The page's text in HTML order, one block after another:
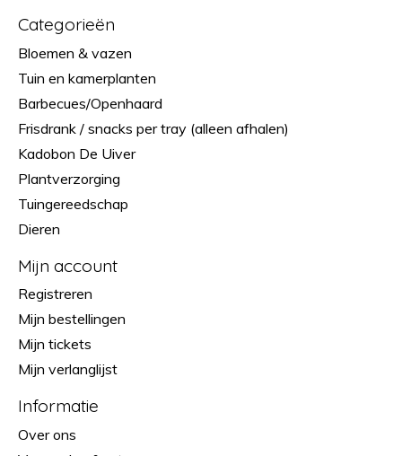
Categorieën
Bloemen & vazen
Tuin en kamerplanten
Barbecues/Openhaard
Frisdrank / snacks per tray (alleen afhalen)
Kadobon De Uiver
Plantverzorging
Tuingereedschap
Dieren
Mijn account
Registreren
Mijn bestellingen
Mijn tickets
Mijn verlanglijst
Informatie
Over ons